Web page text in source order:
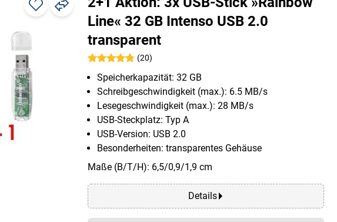
Line« 32 GB Intenso USB 2.0
transparent
(20)
Speicherkapazität: 32 GB
Schreibgeschwindigkeit (max.): 6.5 MB/s
Lesegeschwindigkeit (max.): 28 MB/s
USB-Steckplatz: Typ A
USB-Version: USB 2.0
Besonderheiten: transparentes Gehäuse
Maße (B/T/H): 6,5/0,9/1,9 cm
Details